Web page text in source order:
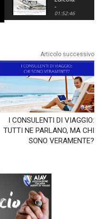
passaporti,
visti
consolari
-
Trasporto
aereo:
difese?
-
Puntata
del
08/11/2023
01:52:46
Articolo successivo
I CONSULENTI DI VIAGGIO:
TUTTI NE PARLANO, MA CHI
SONO VERAMENTE?